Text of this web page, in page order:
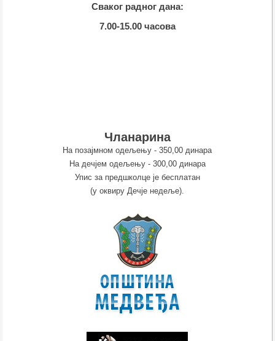
Сваког радног дана:
7.00-15.00 часова
Чланарина
На позајмном одељењу - 350,00 динара
На дечјем одељењу - 300,00 динара
Упис за предшколце је бесплатан
(у оквиру Дечје недеље).